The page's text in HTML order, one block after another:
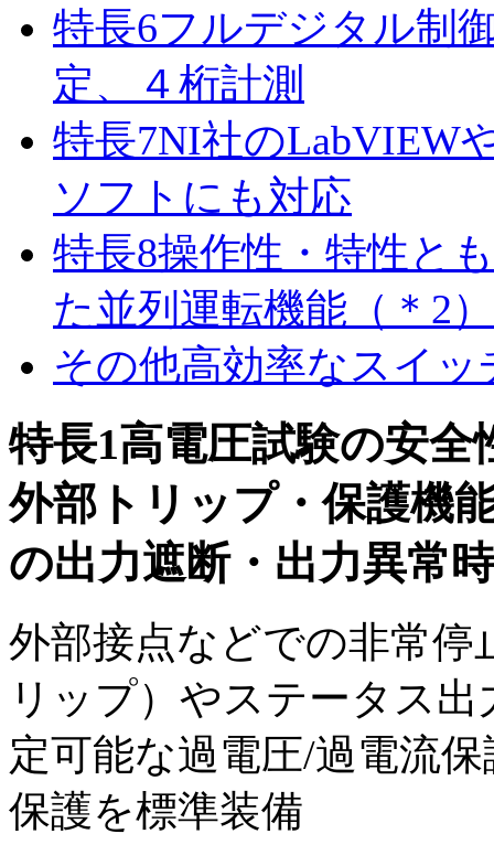
特長6フルデジタル制
定、４桁計測
特長7NI社のLabVIEW
ソフトにも対応
特長8操作性・特性と
た並列運転機能（＊2）
その他高効率なスイッ
特長1高電圧試験の安全
外部トリップ・保護機
の出力遮断・出力異常
外部接点などでの非常停
リップ）やステータス出
定可能な過電圧/過電流
保護を標準装備